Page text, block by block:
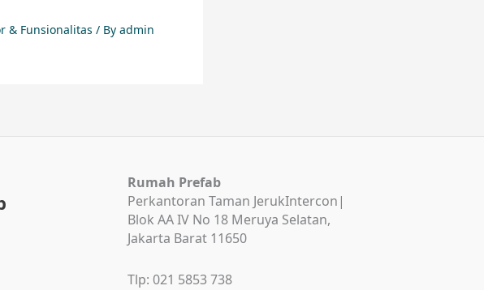
& Funsionalitas / By admin
Rumah Prefab
Perkantoran Taman JerukIntercon|
Blok AA IV No 18 Meruya Selatan,
Jakarta Barat 11650
Tlp: 021 5853 738